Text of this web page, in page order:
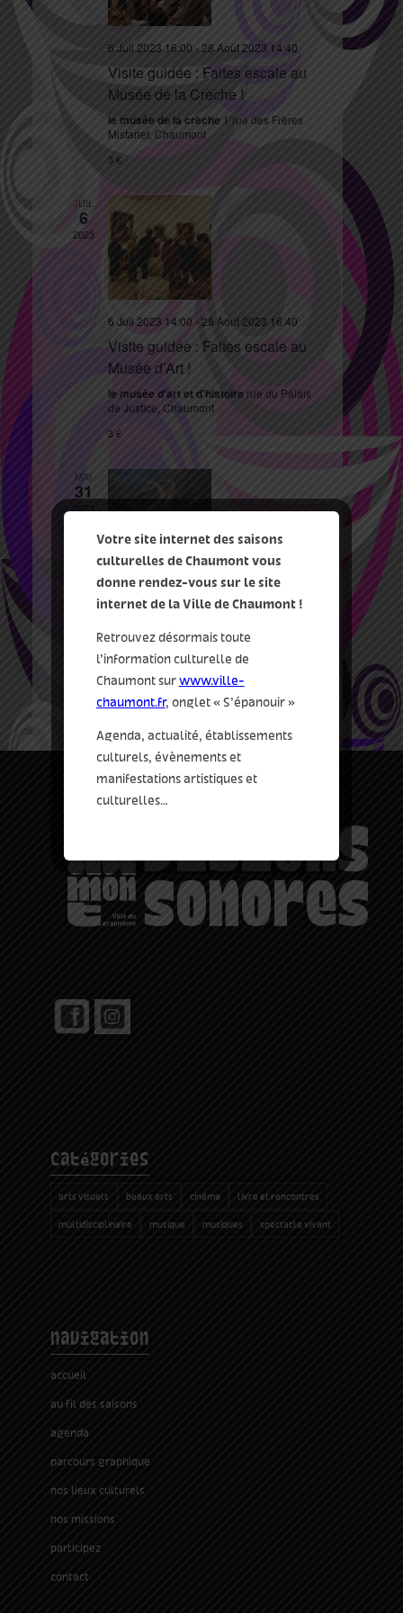
6 Juil 2023 16:00-28 Août 2023 14:40
Visite guidée : Faites escale au
Musée de la Crèche !
le musée de la crèche 1 rue des Frères
Mistarlet, Chaumont
3 €
JUIL
6
2023
6 Juil 2023 14:00 -28 Août 2023 16:40
Visite guidée : Faites escale au
Musée d’Art !
le musée d'art et d'histoire rue du Palais
de Justice, Chaumont
3 €
MAI
31
Cygne, Jean-François de Troy’
le musée d'art et d'histoirerue du Palais
de Justice, Chaumont
catégories
arts visuels beaux arts cinéma livre et rencontres
multidisciplinaire musique musiques spectacle vivant
navigation
accueil
au fil des saisons
agenda
parcours graphique
nos lieux culturels
nos missions
participez
contact
Votre site internet des saisons
culturelles de Chaumont vous
donne rendez-vous sur le site
internet de la Ville de Chaumont !
Retrouvez désormais toute
l’information culturelle de
Chaumont surwww.ville-
chaumont.fr, onglet « S’épanouir »
Agenda, actualité, établissements
culturels, évènements et
manifestations artistiques et
culturelles…